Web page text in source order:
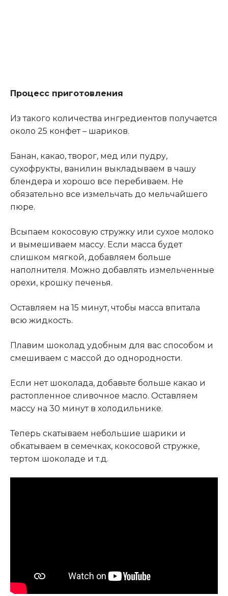
Процесс приготовления
Из такого количества ингредиентов получается
около 25 конфет – шариков.
Банан, какао, творог, мед или пудру,
сухофрукты, ванилин выкладываем в чашу
блендера и хорошо все перебиваем. Не
обязательно все измельчать до мельчайшего
пюре.
Всыпаем кокосовую стружку или сухое молоко
и вымешиваем массу. Если масса будет
слишком мягкой, добавляем больше
наполнителя. Можно добавлять измельченные
орехи, крошку печенья.
Оставляем на 15 минут, чтобы масса впитала
всю жидкость.
Плавим шоколад удобным для вас способом и
смешиваем с массой до однородности.
Если нет шоколада, добавьте больше какао и
растопленное сливочное масло. Оставляем
массу на 30 минут в холодильнике.
Теперь скатываем небольшие шарики и
обкатываем в семечках, кокосовой стружке,
тертом шоколаде и т.д.